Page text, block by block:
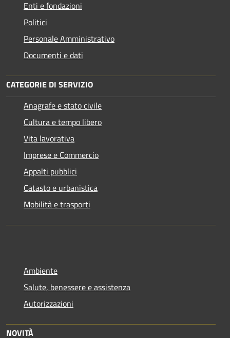
Enti e fondazioni
Politici
Personale Amministrativo
Documenti e dati
CATEGORIE DI SERVIZIO
Anagrafe e stato civile
Cultura e tempo libero
Vita lavorativa
Imprese e Commercio
Appalti pubblici
Catasto e urbanistica
Mobilità e trasporti
Ambiente
Salute, benessere e assistenza
Autorizzazioni
NOVITÀ